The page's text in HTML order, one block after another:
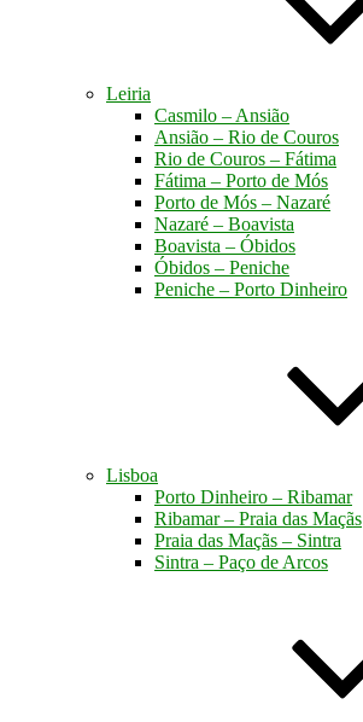
Leiria
Casmilo – Ansião
Ansião – Rio de Couros
Rio de Couros – Fátima
Fátima – Porto de Mós
Porto de Mós – Nazaré
Nazaré – Boavista
Boavista – Óbidos
Óbidos – Peniche
Peniche – Porto Dinheiro
Lisboa
Porto Dinheiro – Ribamar
Ribamar – Praia das Maçãs
Praia das Maçãs – Sintra
Sintra – Paço de Arcos